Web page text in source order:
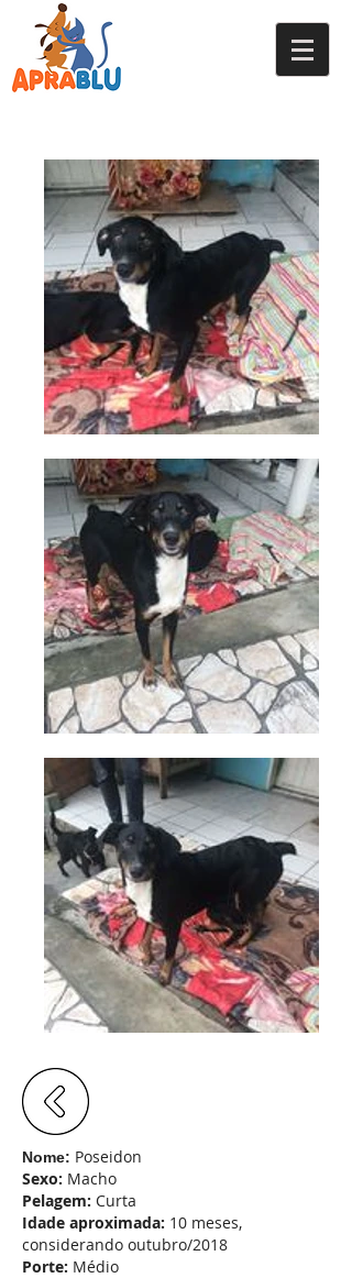
Nome: Poseidon
Sexo: Macho
Pelagem: Curta
Idade aproximada: 10 meses,
considerando outubro/2018
Porte: Médio